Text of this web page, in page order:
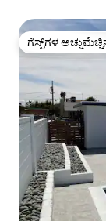
ಗೆಸ್ಟ್‌ಗಳ
ಗೆಸ್ಟ್‌ಗಳ